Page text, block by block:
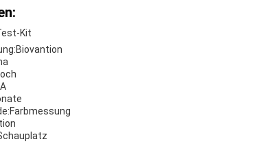
Kit
Biovantion
Farbmessung